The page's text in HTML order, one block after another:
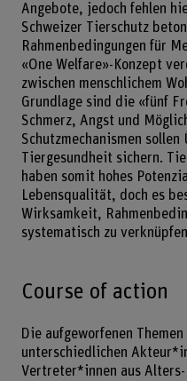
Angebote, jedoch fehlen
Schweizer Tierschutz
Rahmenbedingungen für
«One Welfare»-Konzept
zwischen menschlichem
Grundlage sind die «fünf
Schmerz, Angst und
Schutzmechanismen
Tiergesundheit sichern.
haben somit hohes
Lebensqualität, doch es
Wirksamkeit,
systematisch zu
Course of action
Die aufgeworfenen
unterschiedlichen
Vertreter*innen aus